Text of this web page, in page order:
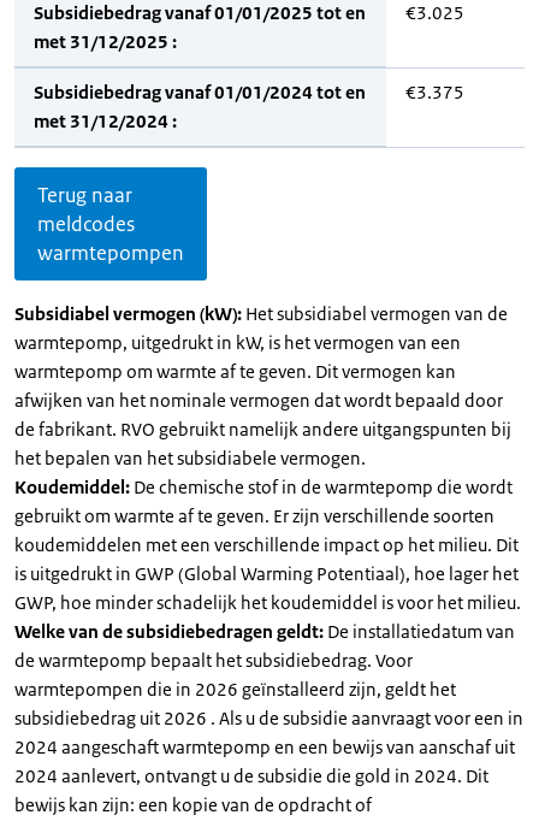
Subsidiebedrag vanaf 01/01/2025 tot en
met 31/12/2025 :
€3.025
Subsidiebedrag vanaf 01/01/2024 tot en
met 31/12/2024 :
€3.375
Terug naar
meldcodes
warmtepompen
Subsidiabel vermogen (kW): Het subsidiabel vermogen van de
warmtepomp, uitgedrukt in kW, is het vermogen van een
warmtepomp om warmte af te geven. Dit vermogen kan
afwijken van het nominale vermogen dat wordt bepaald door
de fabrikant. RVO gebruikt namelijk andere uitgangspunten bij
het bepalen van het subsidiabele vermogen.
Koudemiddel: De chemische stof in de warmtepomp die wordt
gebruikt om warmte af te geven. Er zijn verschillende soorten
koudemiddelen met een verschillende impact op het milieu. Dit
is uitgedrukt in GWP (Global Warming Potentiaal), hoe lager het
GWP, hoe minder schadelijk het koudemiddel is voor het milieu.
Welke van de subsidiebedragen geldt: De installatiedatum van
de warmtepomp bepaalt het subsidiebedrag. Voor
warmtepompen die in 2026 geïnstalleerd zijn, geldt het
subsidiebedrag uit 2026 . Als u de subsidie aanvraagt voor een in
2024 aangeschaft warmtepomp en een bewijs van aanschaf uit
2024 aanlevert, ontvangt u de subsidie die gold in 2024. Dit
bewijs kan zijn: een kopie van de opdracht of